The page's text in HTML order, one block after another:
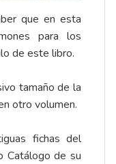
que en esta
para los
de este libro.
tamaño de la
otro volumen.
fichas del
Catálogo de su